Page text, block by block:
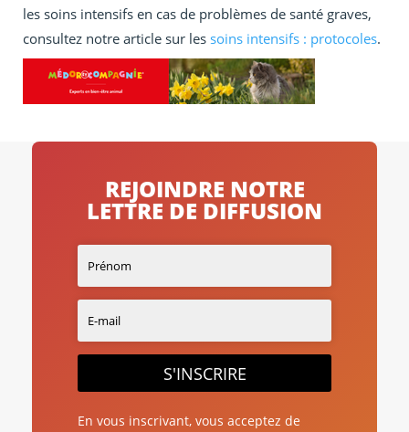
les soins intensifs en cas de problèmes de santé graves,
consultez notre article sur les soins intensifs : protocoles.
REJOINDRE NOTRE
LETTRE DE DIFFUSION
S'INSCRIRE
En vous inscrivant, vous acceptez de